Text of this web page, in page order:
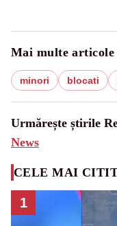
Mai multe articole
minori blocati
Urmărește știrile
News
CELE MAI
1